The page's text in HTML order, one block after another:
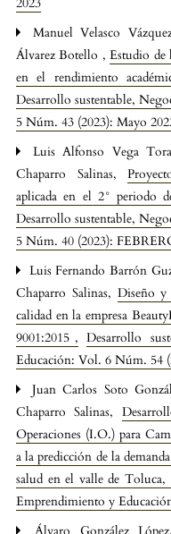
Manuel Velasco
Álvarez Botello ,Estudio de
en el rendimiento
Desarrollo sustentable,
5 Núm. 43 (2023): Mayo
Luis Alfonso Vega
Chaparro Salinas,
aplicada en el 2° periodo
Desarrollo sustentable,
5 Núm. 40 (2023):
Luis Fernando Barrón
Chaparro Salinas, Diseño y
calidad en la empresa
9001:2015, Desarrollo
Educación: Vol. 6 Núm. 54
Juan Carlos Soto
Chaparro Salinas,
Operaciones (I.O.) para
a la predicción de la
salud en el valle de
Emprendimiento y